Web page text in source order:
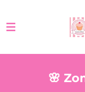
direct
naar
🌸